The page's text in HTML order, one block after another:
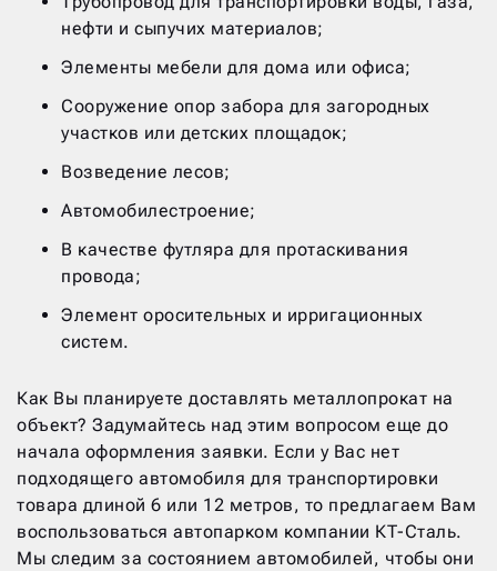
нефти и сыпучих материалов;
Элементы мебели для дома или офиса;
Сооружение опор забора для загородных
участков или детских площадок;
Возведение лесов;
Автомобилестроение;
В качестве футляра для протаскивания
провода;
Элемент оросительных и ирригационных
систем.
Как Вы планируете доставлять металлопрокат на
объект? Задумайтесь над этим вопросом еще до
начала оформления заявки. Если у Вас нет
подходящего автомобиля для транспортировки
товара длиной 6 или 12 метров, то предлагаем Вам
воспользоваться автопарком компании КТ-Сталь.
Мы следим за состоянием автомобилей, чтобы они